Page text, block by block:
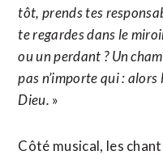
tôt, prends tes
te regardes dans le
ou un perdant ? Un
pas n’importe qui :
Dieu. »
Côté musical, les